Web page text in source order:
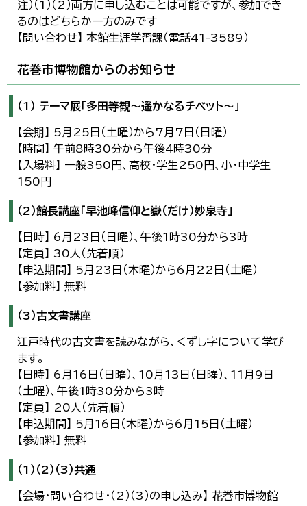
注）（1）（2）両方に申し込むことは可能ですが、参加でき
るのはどちらか一方のみです
【問い合わせ】 本館生涯学習課（電話41-3589）
花巻市博物館からのお知らせ
（1） テーマ展「多田等観～遥かなるチベット～」
【会期】 5月25日（土曜）から7月7日（日曜）
【時間】 午前8時30分から午後4時30分
【入場料】 一般350円、高校・学生250円、小・中学生
150円
（2）館長講座「早池峰信仰と嶽（だけ）妙泉寺」
【日時】 6月23日（日曜）、午後1時30分から3時
【定員】 30人（先着順）
【申込期間】 5月23日（木曜）から6月22日（土曜）
【参加料】 無料
（3）古文書講座
江戸時代の古文書を読みながら、くずし字について学び
ます。
【日時】 6月16日（日曜）、10月13日（日曜）、11月9日
（土曜）、午後1時30分から3時
【定員】 20人（先着順）
【申込期間】 5月16日（木曜）から6月15日（土曜）
【参加料】 無料
（1）（2）（3）共通
【会場・問い合わせ・（2）（3）の申し込み】 花巻市博物館